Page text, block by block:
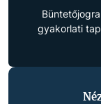
gyakorlati